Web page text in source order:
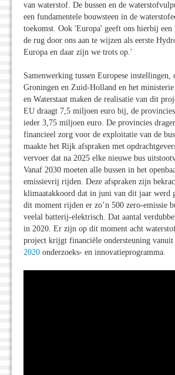
van waterstof. De bussen en de
een fundamentele bouwsteen in de
toekomst. Ook 'Europa' geeft ons hierbij
de rug door ons aan te wijzen als eerste
Europa en daar zijn we trots op.'
Samenwerking tussen Europese instellingen,
Groningen en Zuid-Holland en het
en Waterstaat maken de realisatie van dit
EU draagt 7,5 miljoen euro bij, de
ieder 3,75 miljoen euro. De provincies
financieel zorg voor de exploitatie van de
maakte het Rijk afspraken met
vervoer dat na 2025 elke nieuwe bus
Vanaf 2030 moeten alle bussen in het
emissievrij rijden. Deze afspraken zijn
klimaatakkoord dat in juni van dit jaar werd
dit moment rijden er zo’n 500 zero-emissie
veelal batterij-elektrisch. Dat aantal
in 2020. Er zijn op dit moment acht
project krijgt financiële ondersteuning
2020 onderzoeks- en innovatieprogramma.